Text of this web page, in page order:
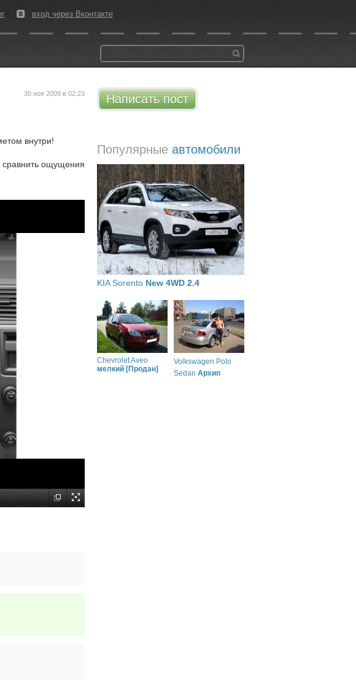
вход через Вконтакте
Написать пост
Популярные автомобили
KIA Sorento New 4WD 2.4
Chevrolet Aveo
мелкий [Продан]
Volkswagen Polo
Sedan Архип
30 ноя 2009 в 02:23
внутри!
сравнить ощущения